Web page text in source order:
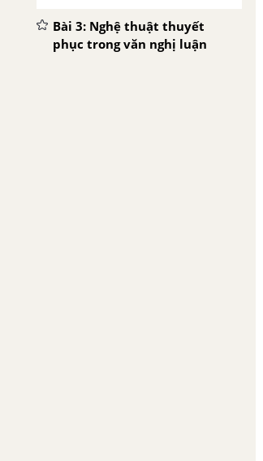
Bài 3: Nghệ thuật thuyết
phục trong văn nghị luận